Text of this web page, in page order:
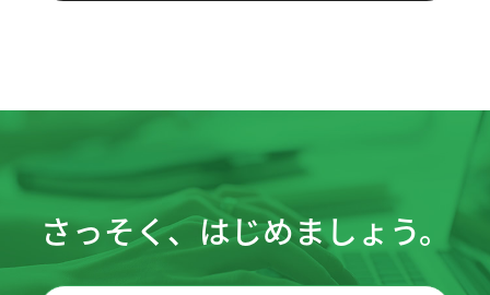
さっそく、はじめましょう。